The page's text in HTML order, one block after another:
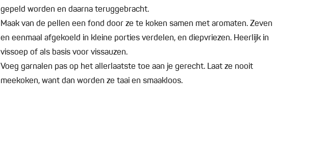
gepeld worden en daarna teruggebracht.
Maak van de pellen een fond door ze te koken samen met aromaten. Zeven
en eenmaal afgekoeld in kleine porties verdelen, en diepvriezen. Heerlijk in
vissoep of als basis voor vissauzen.
Voeg garnalen pas op het allerlaatste toe aan je gerecht. Laat ze nooit
meekoken, want dan worden ze taai en smaakloos.